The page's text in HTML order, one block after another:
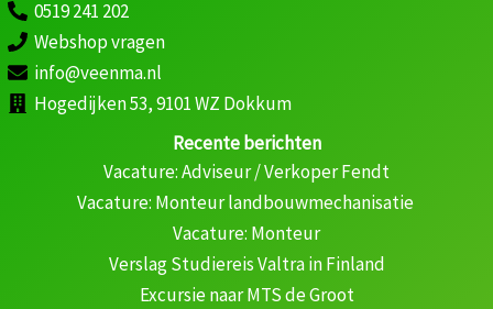
0519 241 202
Webshop vragen
info@veenma.nl
Hogedijken 53, 9101 WZ Dokkum
Recente berichten
Vacature: Adviseur / Verkoper Fendt
Vacature: Monteur landbouwmechanisatie
Vacature: Monteur
Verslag Studiereis Valtra in Finland
Excursie naar MTS de Groot